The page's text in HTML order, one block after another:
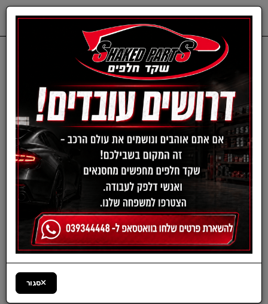
חלפים מכנים MITSUBISHI פילטר אוויר - מיצובישי
פילטר אוויר מיצובישי ספייס
סטאר מ-13
סגור